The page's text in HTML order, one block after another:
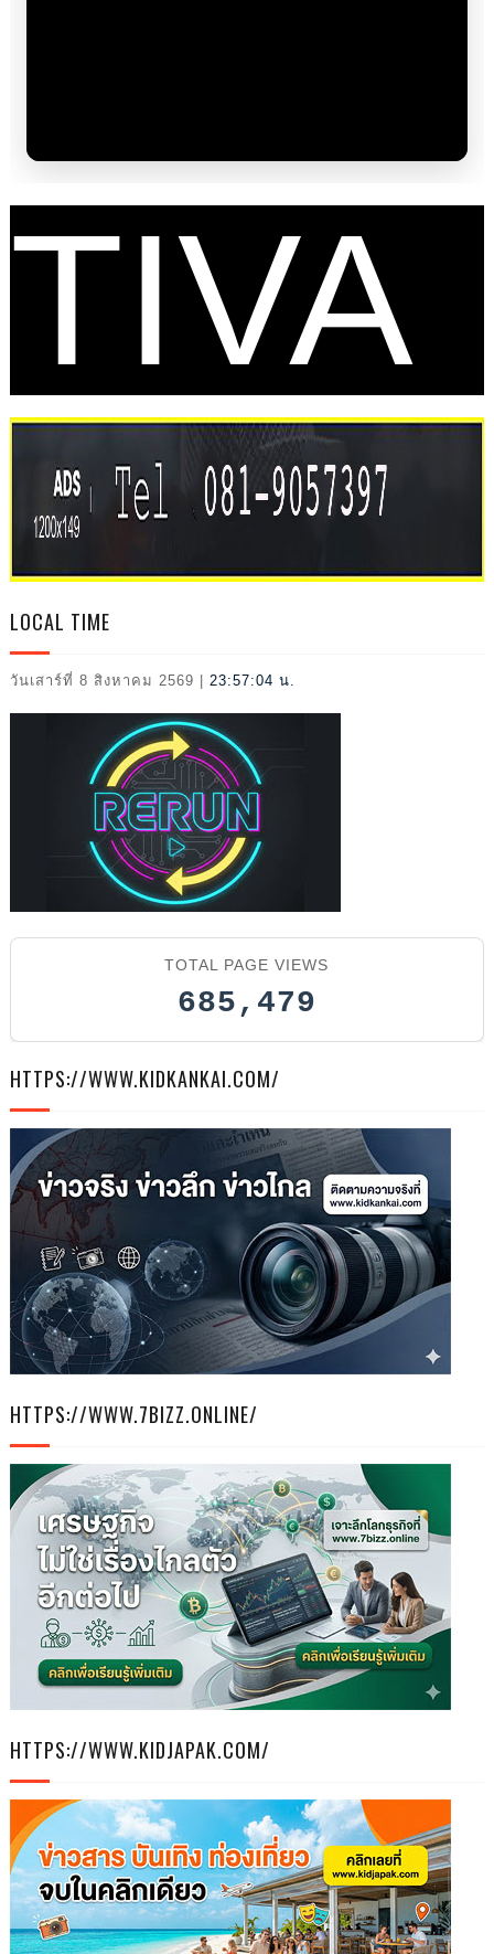
TIVA
L
2026
LOCAL TIME
วันเสาร์ที่ 8 สิงหาคม 2569 23:57:05 น.
TOTAL PAGE VIEWS
685,479
HTTPS://WWW.KIDKANKAI.COM/
HTTPS://WWW.7BIZZ.ONLINE/
HTTPS://WWW.KIDJAPAK.COM/